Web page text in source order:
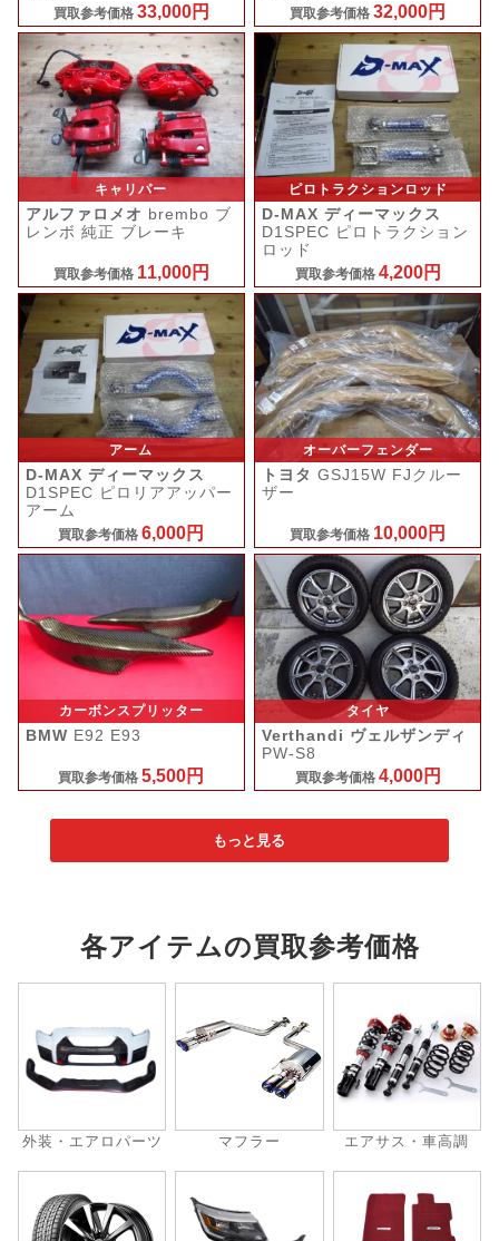
買取参考価格 33,000円 買取参考価格32,000円
キャリパー
アルファロメオ brembo ブ
レンボ 純正 ブレーキ
買取参考価格 11,000円
ピロトラクションロッド
D-MAX ディーマックス
D1SPEC ピロトラクション
ロッド
買取参考価格 4,200円
アーム
D-MAX ディーマックス
D1SPEC ピロリアアッパー
アーム
買取参考価格6,000円
オーバーフェンダー
トヨタ GSJ15W FJクルー
ザー
買取参考価格 10,000円
カーボンスプリッター
BMW E92 E93
買取参考価格5,500円
タイヤ
Verthandi ヴェルザンディ
PW-S8
買取参考価格 4,000円
もっと見る
各アイテムの買取参考価格
外装・エアロパーツ マフラー エアサス・車高調